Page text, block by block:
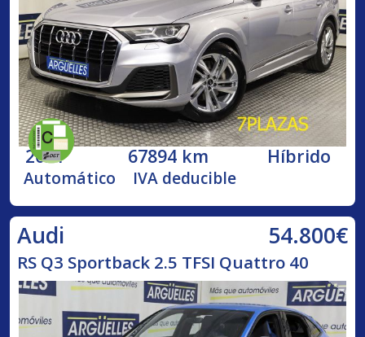
2021 67894 km Híbrido
Automático IVA deducible
Audi 54.800€
RS Q3 Sportback 2.5 TFSI Quattro 40